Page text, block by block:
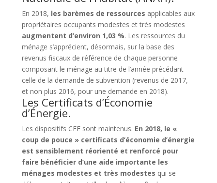
En 2018, les barèmes de ressources applicables aux
propriétaires occupants modestes et très modestes
augmentent d’environ 1,03 %. Les ressources du
ménage s’apprécient, désormais, sur la base des
revenus fiscaux de référence de chaque personne
composant le ménage au titre de l’année précédant
celle de la demande de subvention (revenus de 2017,
et non plus 2016, pour une demande en 2018).
Les Certificats d’Économie
d’Énergie.
Les dispositifs CEE sont maintenus. En 2018, le «
coup de pouce » certificats d’économie d’énergie
est sensiblement réorienté et renforcé pour
faire bénéficier d’une aide importante les
ménages modestes et très modestes qui se